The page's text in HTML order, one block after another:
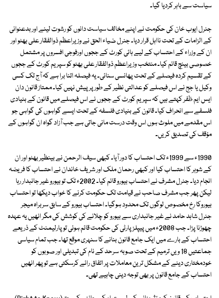
سیاست سے باہر کردیا گیا۔
جنرل ایوب خان کی حکومت نے اپنے مخالف سیاست دانوں کو رشوت لینے اور بدعنوانی
کے الزامات کے تحت نااہل قرار دیا۔ جنرل ضیاء الحق نے وزیراعظم ذوالفقار علی بھٹو اور
ان کے وزراء کے احتساب کے لیے ہائی کورٹ کے ججوں اورفوجی افسروں پر مشتمل
خصوصی بینچ قائم کیا۔ منتخب وزیراعظم ذوالفقار علی بھٹو کو سپریم کورٹ کے ججوں
کے تقسیم کردہ فیصلے کے تحت پھانسی سنائی۔ یہ فیصلہ اتنا برا ہے کہ آج تک کسی
وکیل یا جج نے اس فیصلے کو عدالتی نظیر کے طور پر پیش نہیں کیا۔ ممتاز قانون دان
ایس ایم ظفر کہتے ہیں کہ سپریم کورٹ کے ججوں نے اس فیصلے میں قانون کے بنیادی
فلسفے سے انحراف کیا۔ قانون کے بنیادی فلسفہ کے تحت ایسے گواہوں کی گواہی جو
اس مقدمے میں ملوث ہوں اس وقت درست مانی جاتی ہے جب آزاد گواہ ان گواہوں کے
مؤقف کی تصدیق کریں۔
1990ء سے 1999ء تک احتساب کا دور آیا۔ کبھی سیف الرحمن نے بینظیر بھٹو اور ان
کے شوہر کا احتساب کیا اور کبھی رحمان ملک اور شریف خاندان نے احتساب کا فریضہ
انجام دیا۔ جنرل مشرف نے احتساب بیورو قائم کیا۔ 2002ء تک تو بیورو غیر جانبدار رہا
لیکن پھر جب مشرف صاحب نے قیامت تک حکومت کرنے کا خواب دیکھا تو احتساب
بیوروکا رخ مخصوص لوگوں تک محدود ہوگیا۔ احتساب بیورو کے سابق سربراہ میجر
جنرل شاہد حامد نے غیر جانبداری سے بیورو کو چلانے کی کوشش کی مگر انھیں یہ عہدہ
چھوڑنا پڑا۔ جب 2008ء میں پیپلز پارٹی کی حکومت قائم ہوئی تو پارلیمنٹ کے ذریعے
احتساب کے بارے میں ایک جامع قانون بنانے کا سنہری موقع تھا۔ جب تمام سیاسی
جماعتیں 18 ویں ترمیم کے تحت صوبہ سرحد کے نام کی تبدیلی اور صوبوں کو
خودمختاری دینے کے مشکل ترین معاملات پر اتفاق رائے کرسکتی ہے تو پھر انھیں
احتساب کے جامع قانون پر بھی توجہ دینی چاہیے تھی۔